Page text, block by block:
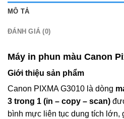
MÔ TẢ
ĐÁNH GIÁ (0)
Máy in phun màu Canon
Giới thiệu sản phẩm
Canon PIXMA G3010 là dòng
3 trong 1 (in – copy – scan)
bình mực liên tục dung tích lớn,